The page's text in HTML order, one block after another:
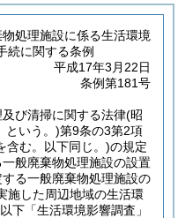
処理施設に係る生活環境
続に関する条例
平成17年3月22日
条例第181号
び清掃に関する法律(昭
という。)第9条の3第2項
含む。以下同じ。)の規定
般廃棄物処理施設の設置
る一般廃棄物処理施設の
施した周辺地域の生活環
下「生活環境影響調査」